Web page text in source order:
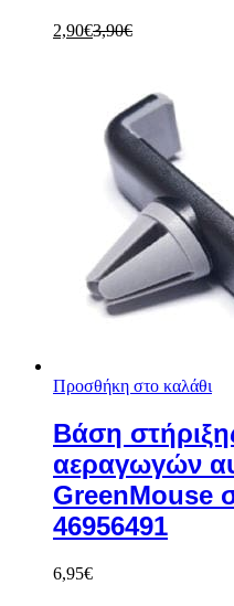
2,90€3,90€
Προσθήκη στο καλάθι
Βάση
αεραγωγών
GreenMouse
46956491
6,95€